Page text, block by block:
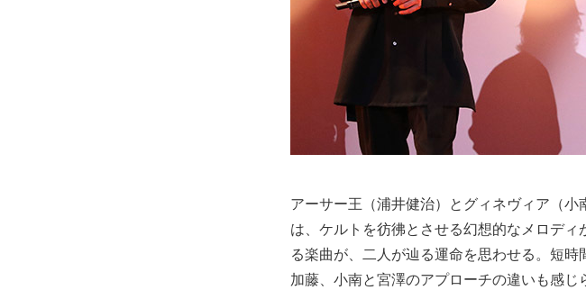
アーサー王（浦井健治）とグィネヴィア（小
は、ケルトを彷彿とさせる幻想的なメロデ
る楽曲が、二人が辿る運命を思わせる。短
加藤、小南と宮澤のアプローチの違いも感じ